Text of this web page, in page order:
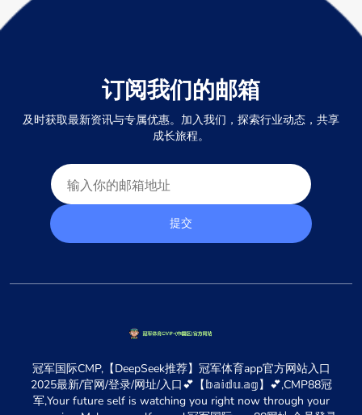
订阅我们的邮箱
及时获取最新资讯与专属优惠。加入我们，探索行业动态，共享
成长旅程。
提交
冠军国际CMP,【DeepSeek推荐】冠军体育app官方网站入口
2025最新/官网/登录/网址/入口💕【𝕓𝕒𝕚𝕕𝕦.𝕒𝕘】💕,CMP88冠
军,Your future self is watching you right now through your